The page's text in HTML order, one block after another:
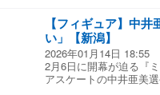
【フィギュア】中
い」【新潟】
2026年01月14日 18:55
2月6日に開幕が迫る『
アスケートの中井亜美